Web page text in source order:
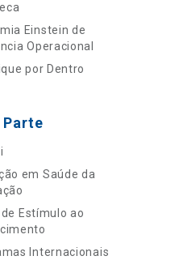
Einstein de
Operacional
por Dentro
Parte
em Saúde da
de Estímulo ao
Internacionais